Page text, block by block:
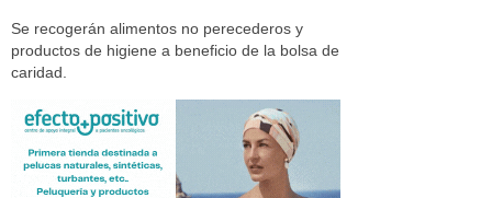
Se recogerán alimentos no perecederos y
productos de higiene a beneficio de la bolsa de
caridad.